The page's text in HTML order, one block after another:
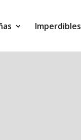
Imperdibles